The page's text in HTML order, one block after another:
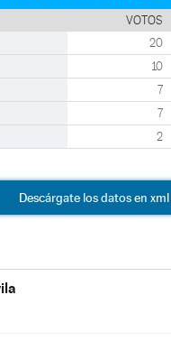
VOTOS
20
10
7
7
2
Descárgate los datos en xml